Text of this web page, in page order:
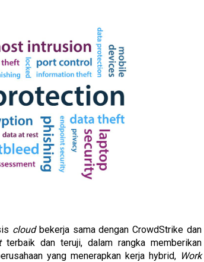
cloud bekerja sama dengan CrowdStrike dan
terbaik dan teruji, dalam rangka memberikan
yang menerapkan kerja hybrid, Work